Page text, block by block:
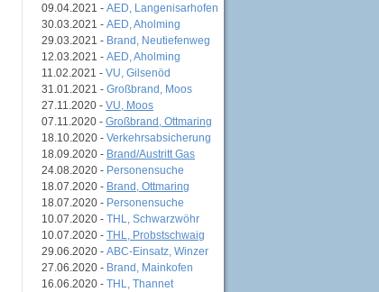
09.04.2021 - AED, Langenisarhofen
30.03.2021 - AED, Aholming
29.03.2021 - Brand, Neutiefenweg
12.03.2021 - AED, Aholming
11.02.2021 - VU, Gilsenöd
31.01.2021 - Großbrand, Moos
27.11.2020 - VU, Moos
07.11.2020 - Großbrand, Ottmaring
18.10.2020 - Verkehrsabsicherung
18.09.2020 - Brand/Austritt Gas
24.08.2020 - Personensuche
18.07.2020 - Brand, Ottmaring
18.07.2020 - Personensuche
10.07.2020 - THL, Schwarzwöhr
10.07.2020 - THL, Probstschwaig
29.06.2020 - ABC-Einsatz, Winzer
27.06.2020 - Brand, Mainkofen
16.06.2020 - THL, Thannet